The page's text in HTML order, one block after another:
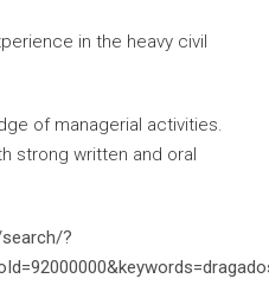
in the heavy civil
of managerial activities.
strong written and oral
?